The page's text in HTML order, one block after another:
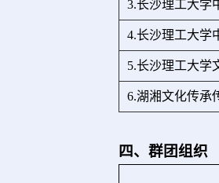
3.长沙理工大学
4.长沙理工大学
5.长沙理工大学
6.湖湘文化传承
四、群团组织